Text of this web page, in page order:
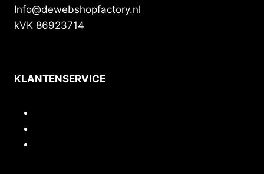
Info@dewebshopfactory.nl
kVK 86923714
KLANTENSERVICE